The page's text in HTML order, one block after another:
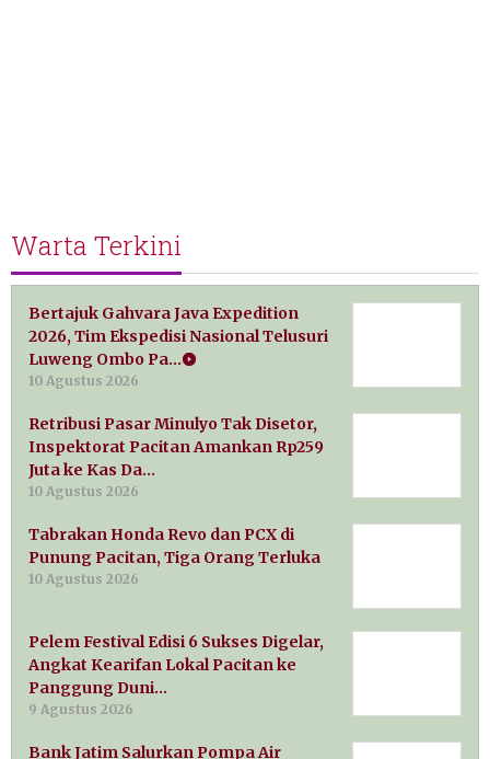
Warta Terkini
Bertajuk Gahvara Java Expedition
2026, Tim Ekspedisi Nasional Telusuri
Luweng Ombo Pa…
10 Agustus 2026
Retribusi Pasar Minulyo Tak Disetor,
Inspektorat Pacitan Amankan Rp259
Juta ke Kas Da…
10 Agustus 2026
Tabrakan Honda Revo dan PCX di
Punung Pacitan, Tiga Orang Terluka
10 Agustus 2026
Pelem Festival Edisi 6 Sukses Digelar,
Angkat Kearifan Lokal Pacitan ke
Panggung Duni…
9 Agustus 2026
Bank Jatim Salurkan Pompa Air